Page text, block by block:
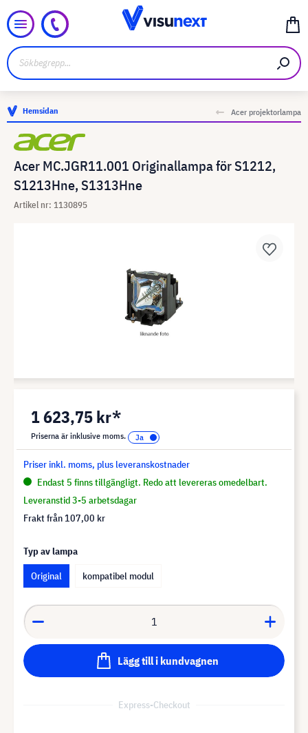
Hemsidan Acer projektorlampa
Acer MC.JGR11.001 Originallampa för S1212,
S1213Hne, S1313Hne
Artikel nr: 1130895
1 623,75 kr*
Priserna är inklusive moms.
Priser inkl. moms, plus leveranskostnader
Endast 5 finns tillgängligt. Redo att levereras omedelbart.
Leveranstid 3-5 arbetsdagar
Frakt från 107,00 kr
Typ av lampa
Original
kompatibel modul
Lägg till i kundvagnen
Express-Checkout